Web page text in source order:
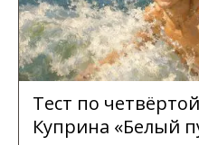
Тест по
Куприна «Белый